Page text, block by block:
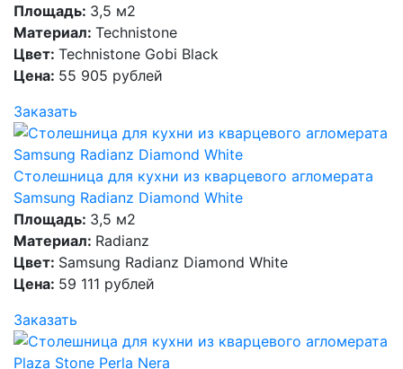
Площадь: 3,5 м2
Материал: Technistone
Цвет: Technistone Gobi Black
Цена: 55 905 рублей
Заказать
Столешница для кухни из кварцевого агломерата
Samsung Radianz Diamond White
Площадь: 3,5 м2
Материал: Radianz
Цвет: Samsung Radianz Diamond White
Цена: 59 111 рублей
Заказать